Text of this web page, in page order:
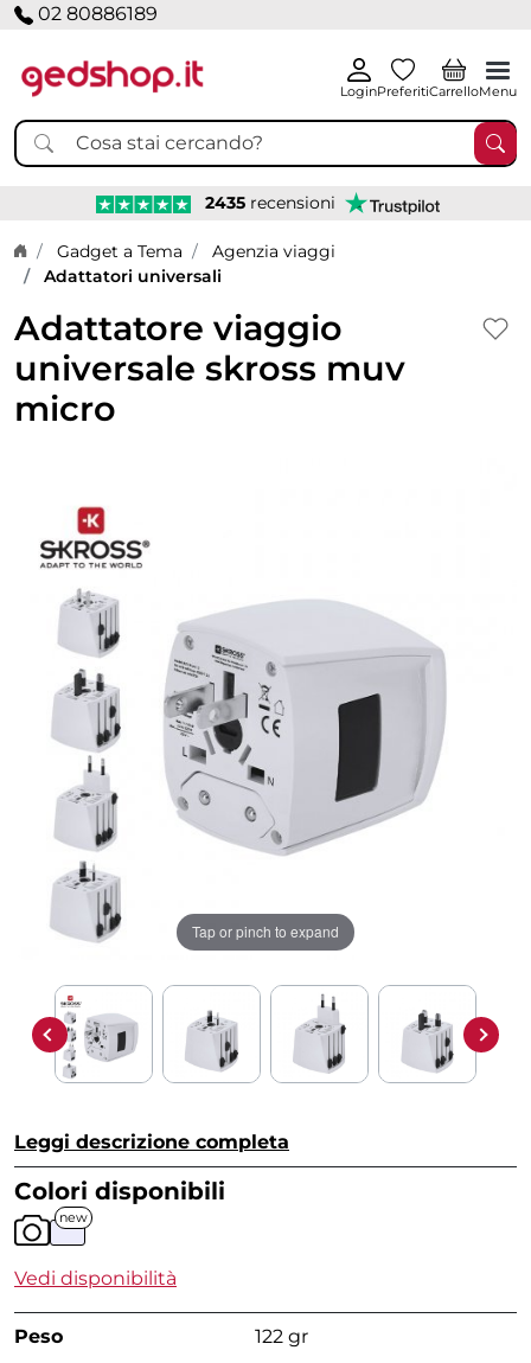
02 80886189
LoginPreferitiCarrelloMenu
2435 recensioni
Home page
Gadget a Tema
Agenzia viaggi
Adattatori universali
Adattatore viaggio
universale skross muv
micro
Tap or pinch to expand
Leggi descrizione completa
Colori disponibili
new
Vedi disponibilità
Peso 122 gr